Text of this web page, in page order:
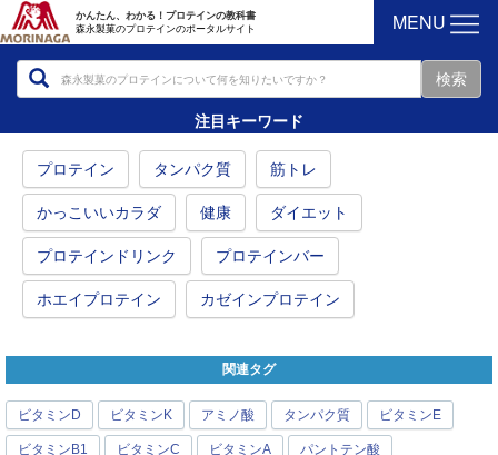
かんたん、わかる！プロテインの教科書
森永製菓のプロテインのポータルサイト
MENU
注目キーワード
プロテイン タンパク質 筋トレ
かっこいいカラダ 健康 ダイエット
プロテインドリンク プロテインバー
ホエイプロテイン カゼインプロテイン
関連タグ
ビタミンD ビタミンK アミノ酸 タンパク質 ビタミンE
ビタミンB1 ビタミンC ビタミンA パントテン酸